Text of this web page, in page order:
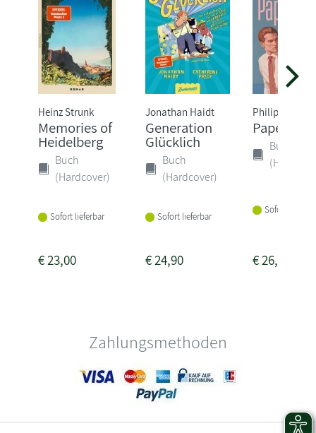
Heinz Strunk
Memories of
Heidelberg
Buch
(Hardcover)
Sofort lieferbar
€23,00
Jonathan Haidt
Generation
Glücklich
Buch
(Hardcover)
Sofort lieferbar
€24,90
Philipp
Buch
Sofort
€26,00
Zahlungsmethoden